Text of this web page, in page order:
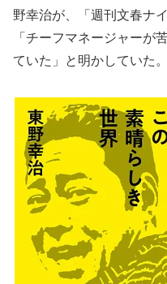
野幸治が、「週刊文春ナ
「チーフマネージャーが
ていた」と明かしていた。